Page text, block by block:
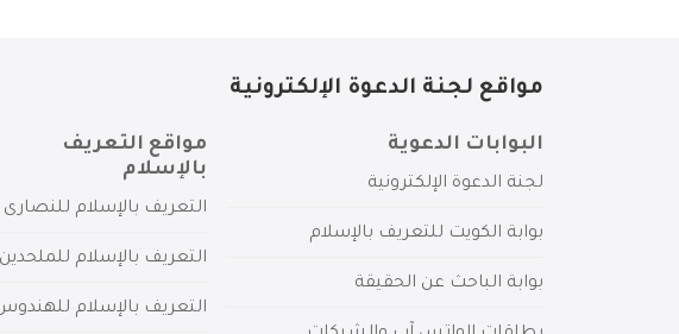
مواقع لجنة الدعوة الإلكترونية
البوابات الدعوية
لجنة الدعوة الإلكترونية
بوابة الكويت للتعريف بالإسلام
بوابة الباحث عن الحقيقة
مواقع التعريف
بالإسلام
التعريف بالإسلام للنصارى
التعريف بالإسلام للملحدين
التعريف بالإسلام